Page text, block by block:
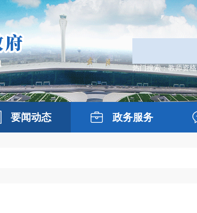
热门搜索：教师资格
要闻动态 政务服务